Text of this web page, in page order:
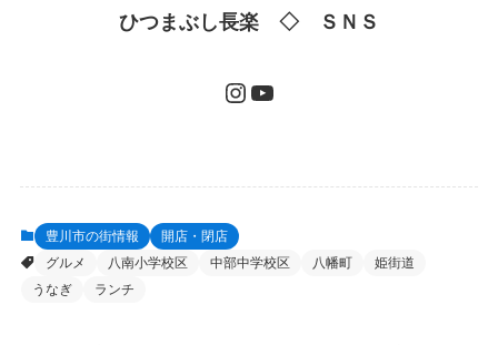
ひつまぶし長楽 ◇ ＳＮＳ
Instagram
YouTube
豊川市の街情報
開店・閉店
グルメ
八南小学校区 中部中学校区 八幡町
姫街道
うなぎ
ランチ